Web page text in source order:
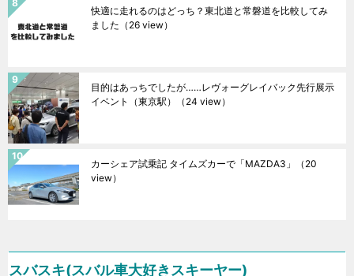
快適に走れるのはどっち？東北道と常磐道を比較してみ
ました （26 view）
目的はあっちでしたが……レヴォーグレイバック先行展示
イベント（東京駅）
（24 view）
カーシェア試乗記 タイムズカーで「MAZDA3」
（20
view）
スバスキ(スバル車大好きスキーヤー)